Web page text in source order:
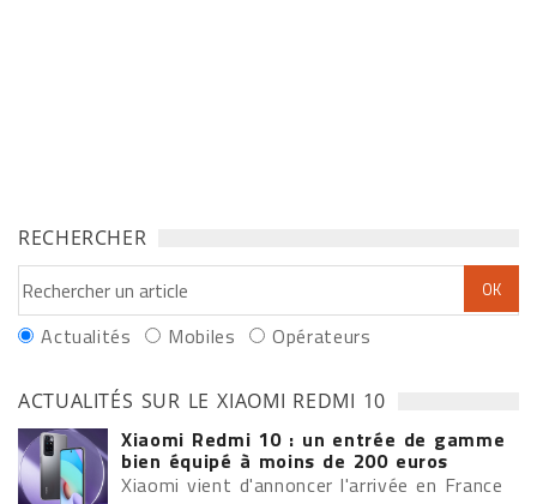
RECHERCHER
Actualités Mobiles Opérateurs
ACTUALITÉS SUR LE XIAOMI REDMI 10
Xiaomi Redmi 10 : un entrée de gamme
bien équipé à moins de 200 euros
Xiaomi vient d'annoncer l'arrivée en France